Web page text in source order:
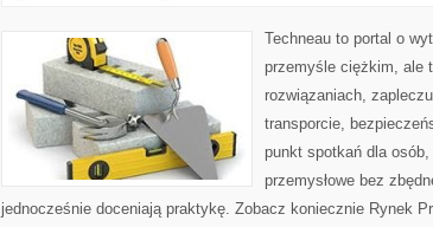
Techneau to portal o
przemyśle ciężkim, ale
rozwiązaniach,
transporcie,
punkt spotkań dla
przemysłowe bez
jednocześnie doceniają praktykę. Zobacz koniecznie Rynek